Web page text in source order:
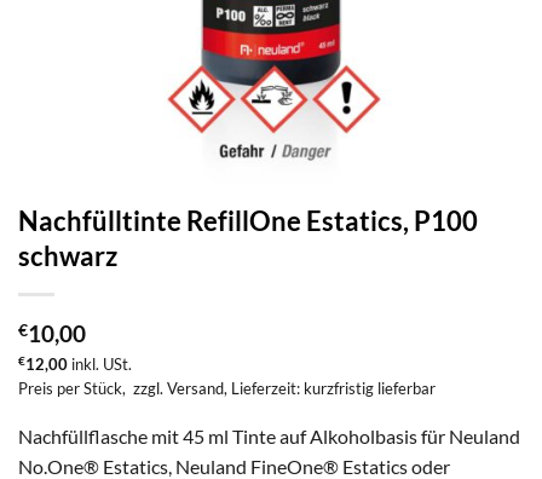
Nachfülltinte RefillOne Estatics, P100
schwarz
€10,00
€12,00 inkl. USt.
Preis per Stück, zzgl. Versand, Lieferzeit: kurzfristig lieferbar
Nachfüllflasche mit 45 ml Tinte auf Alkoholbasis für Neuland
No.One® Estatics, Neuland FineOne® Estatics oder